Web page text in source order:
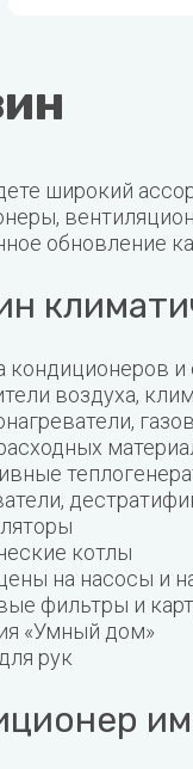
широкий
обновление
воздуха,
котлы
на насосы и
фильтры и
«Умный дом»
рук